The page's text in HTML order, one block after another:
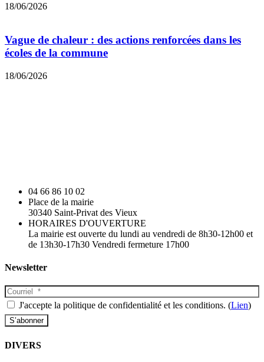
18/06/2026
Vague de chaleur : des actions renforcées dans les
écoles de la commune
18/06/2026
04 66 86 10 02
Place de la mairie
30340 Saint-Privat des Vieux
HORAIRES D'OUVERTURE
La mairie est ouverte du lundi au vendredi de 8h30-12h00 et
de 13h30-17h30 Vendredi fermeture 17h00
Newsletter
J'accepte la politique de confidentialité et les conditions. (Lien)
DIVERS